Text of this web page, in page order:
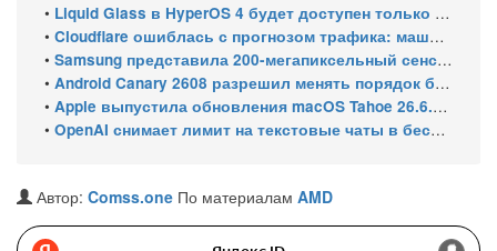
• Liquid Glass в HyperOS 4 будет доступен только на флагманских чипсетах
• Cloudflare ошиблась с прогнозом трафика: машины обошли людей в мае 2026
• Samsung представила 200-мегапиксельный сенсор ISOCELL HPC с DeepPix
• Android Canary 2608 разрешил менять порядок блоков шторки
• Apple выпустила обновления macOS Tahoe 26.6.1, Sequoia 15.7.9 и Sonoma 14.8.9 для устранения уязвимости общего доступа к экрану
• OpenAI снимает лимит на текстовые чаты в бесплатном ChatGPT
Автор: Comss.one По материалам AMD